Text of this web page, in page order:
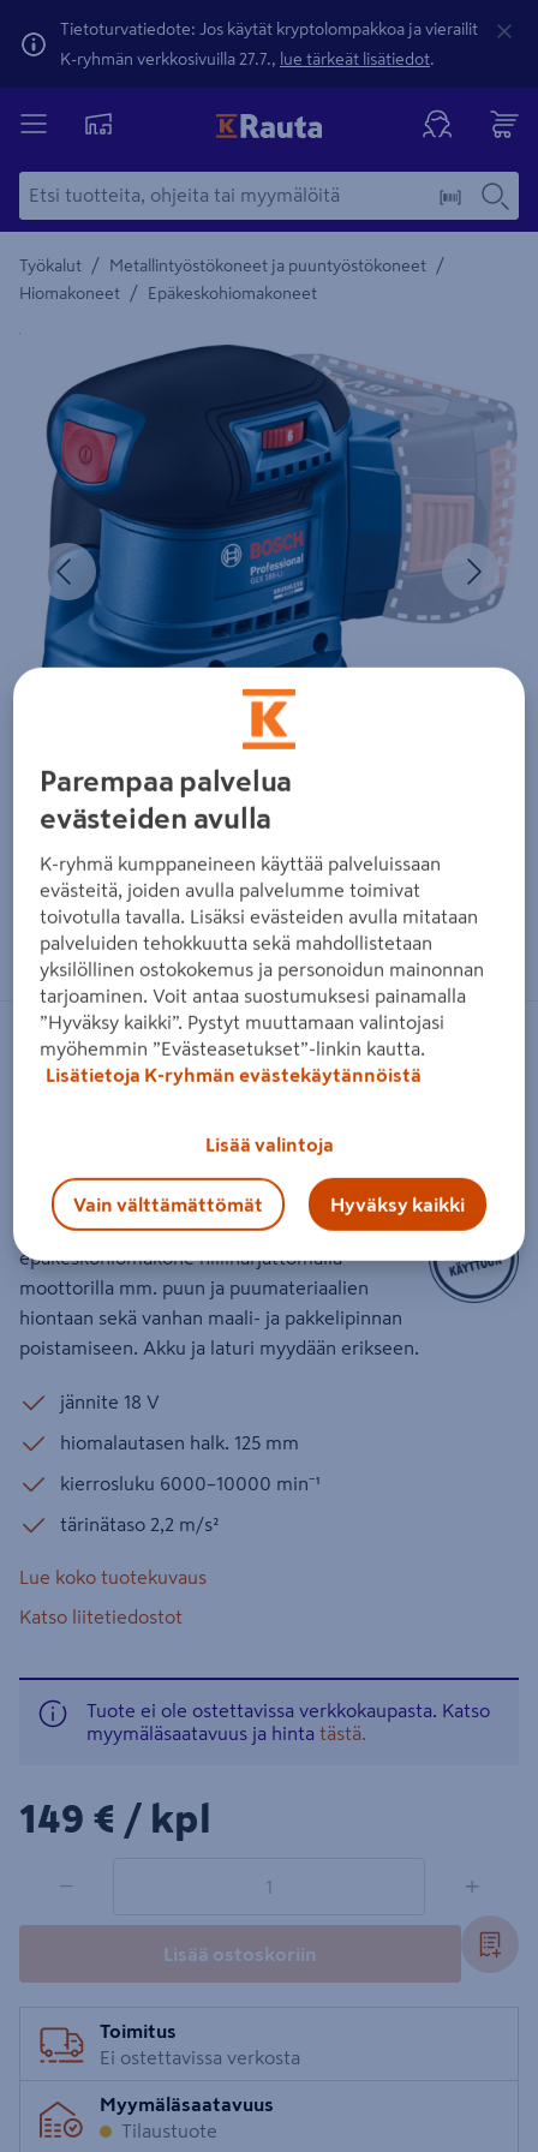
Tietoturvatiedote: Jos käytät kryptolompakkoa ja vierailit
K-ryhmän verkkosivuilla 27.7., lue tärkeät lisätiedot.
Työkalut / Metallintyöstökoneet ja puuntyöstökoneet /
Hiomakoneet / Epäkeskohiomakoneet
Yksityiskohtainen kuvaus löytyy Tuotteen kuvaus -
Edellinen
Zoomaa kuvaa sormilla kosketusnäytöllä
Akkuepäkeskohiomakone Bosch GEX
BOSCH BLUE
Ammattilaisen ergonominen
epäkeskohiomakone hiiliharjattomalla
moottorilla mm. puun ja puumateriaalien
hiontaan sekä vanhan maali- ja pakkelipinnan
poistamiseen. Akku ja laturi myydään erikseen.
jännite 18 V
hiomalautasen halk. 125 mm
kierrosluku 6000–10000 min⁻¹
tärinätaso 2,2 m/s²
Lue koko tuotekuvaus
Katso liitetiedostot
Tuote ei ole ostettavissa verkkokaupasta. Katso
myymäläsaatavuus ja hinta tästä.
149€/kpl
149 € / kpl
− +
Lisää ostoskoriin
Toimitus
Ei ostettavissa verkosta
Myymäläsaatavuus
Tilaustuote
Parempaa palvelua
evästeiden avulla
K-ryhmä kumppaneineen käyttää palveluissaan
evästeitä, joiden avulla palvelumme toimivat
toivotulla tavalla. Lisäksi evästeiden avulla mitataan
palveluiden tehokkuutta sekä mahdollistetaan
yksilöllinen ostokokemus ja personoidun mainonnan
tarjoaminen. Voit antaa suostumuksesi painamalla
”Hyväksy kaikki”. Pystyt muuttamaan valintojasi
myöhemmin ”Evästeasetukset”-linkin kautta.
Lisätietoja K-ryhmän evästekäytännöistä
Lisää valintoja
Vain välttämättömät Hyväksy kaikki